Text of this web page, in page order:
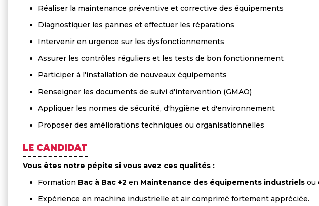
Réaliser la maintenance préventive et corrective des équipements
Diagnostiquer les pannes et effectuer les réparations
Intervenir en urgence sur les dysfonctionnements
Assurer les contrôles réguliers et les tests de bon fonctionnement
Participer à l'installation de nouveaux équipements
Renseigner les documents de suivi d'intervention (GMAO)
Appliquer les normes de sécurité, d'hygiène et d'environnement
Proposer des améliorations techniques ou organisationnelles
LE CANDIDAT
Vous êtes notre pépite si vous avez ces qualités :
Formation Bac à Bac +2 en Maintenance des équipements industriels ou
Expérience en machine industrielle et air comprimé fortement appréciée.